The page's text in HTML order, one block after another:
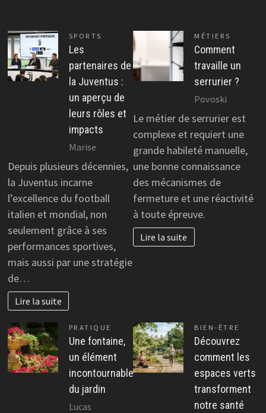
SPORTS
Les
partenaires de
la Juventus :
un aperçu de
leurs rôles et
impacts
Marise
Depuis plusieurs décennies,
la Juventus incarne
l’excellence du football
italien et mondial, non
seulement grâce à ses
performances sportives,
mais aussi par une stratégie
de…
Lire la suite
MÉTIERS
Comment
travaille un
serrurier ?
Povoski
Le métier de serrurier est
complexe et requiert une
grande habileté manuelle,
une bonne connaissance
des mécanismes de
fermeture et une réactivité
à toute épreuve.
Lire la suite
PRATIQUE
Une fontaine,
un élément
incontournable
du jardin
Lucas
BIEN-ÊTRE
Découvrez
comment les
espaces verts
transforment
notre santé